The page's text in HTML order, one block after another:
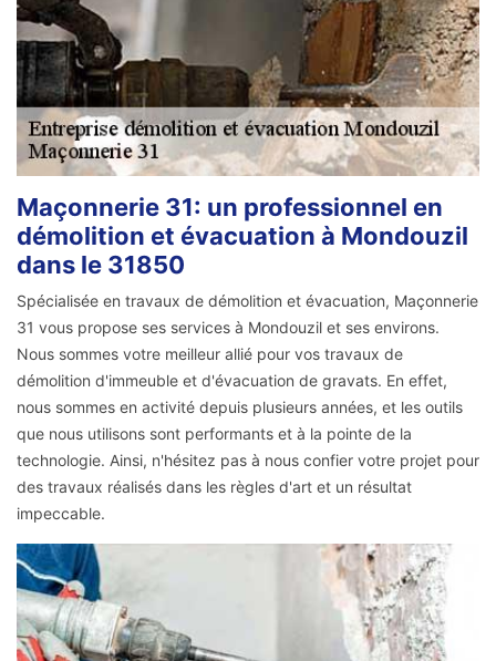
Maçonnerie 31: un professionnel en
démolition et évacuation à Mondouzil
dans le 31850
Spécialisée en travaux de démolition et évacuation, Maçonnerie
31 vous propose ses services à Mondouzil et ses environs.
Nous sommes votre meilleur allié pour vos travaux de
démolition d'immeuble et d'évacuation de gravats. En effet,
nous sommes en activité depuis plusieurs années, et les outils
que nous utilisons sont performants et à la pointe de la
technologie. Ainsi, n'hésitez pas à nous confier votre projet pour
des travaux réalisés dans les règles d'art et un résultat
impeccable.